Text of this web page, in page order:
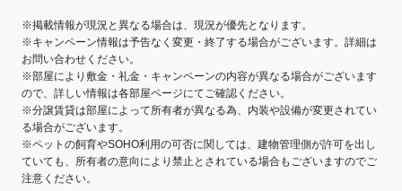
※掲載情報が現況と異なる場合は、現況が優先となります。
※キャンペーン情報は予告なく変更・終了する場合がございます。詳細は
お問い合わせください。
※部屋により敷金・礼金・キャンペーンの内容が異なる場合がございます
ので、詳しい情報は各部屋ページにてご確認ください。
※分譲賃貸は部屋によって所有者が異なる為、内装や設備が変更されてい
る場合がございます。
※ペットの飼育やSOHO利用の可否に関しては、建物管理側が許可を出し
ていても、所有者の意向により禁止とされている場合もございますのでご
注意ください。